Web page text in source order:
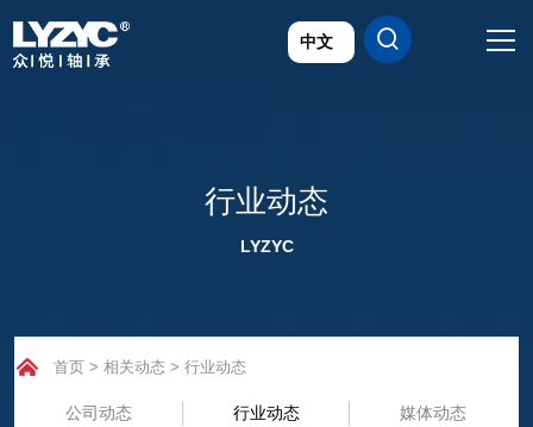
应用领域
行业动态
LYZYC
首页> 相关动态> 行业动态
公司动态 行业动态 媒体动态